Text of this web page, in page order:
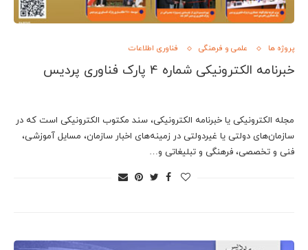
پروژه ها علمی و فرهنگی فناوری اطلاعات
خبرنامه الکترونیکی شماره 4 پارک فناوری پردیس
مجله الکترونیکی یا خبرنامه الکترونیکی، سند مکتوب الکترونیکی است که در
سازمان‌های دولتی یا غیردولتی در زمینه‌های اخبار سازمان، مسایل آموزشی،
فنی و تخصصی، فرهنگی و تبلیغاتی و…